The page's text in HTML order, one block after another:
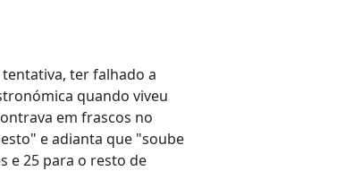
ter falhado a
quando viveu
em frascos no
e adianta que "soube
e 25 para o resto de